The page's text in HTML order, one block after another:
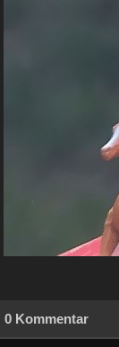
0 Kommentar